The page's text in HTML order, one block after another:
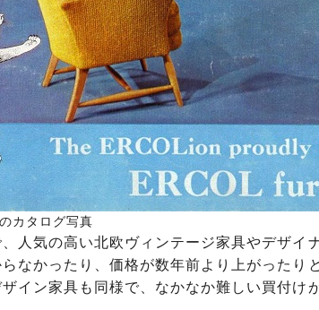
カタログ写真
人気の高い北欧ヴィンテージ家具やデザイ
なかったり、価格が数年前より上がったり
イン家具も同様で、なかなか難しい買付け